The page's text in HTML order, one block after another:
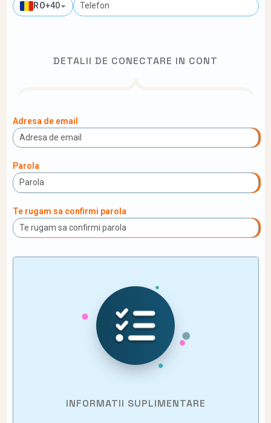
RO+40
DETALII DE CONECTARE IN CONT
Adresa de email
Parola
Te rugam sa confirmi parola
INFORMATII SUPLIMENTARE